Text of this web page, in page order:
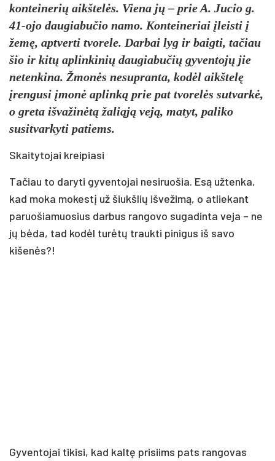
konteinerių aikštelės. Viena jų – prie A. Jucio g.
41-ojo daugiabučio namo. Konteineriai įleisti į
žemę, aptverti tvorele. Darbai lyg ir baigti, tačiau
šio ir kitų aplinkinių daugiabučių gyventojų jie
netenkina. Žmonės nesupranta, kodėl aikštelę
įrengusi įmonė aplinką prie pat tvorelės sutvarkė,
o greta išvažinėtą žaliąją veją, matyt, paliko
susitvarkyti patiems.
Skaitytojai kreipiasi
Tačiau to daryti gyventojai nesiruošia. Esą užtenka,
kad moka mokestį už šiukšlių išvežimą, o atliekant
paruošiamuosius darbus rangovo sugadinta veja – ne
jų bėda, tad kodėl turėtų traukti pinigus iš savo
kišenės?!
Gyventojai tikisi, kad kaltę prisiims pats rangovas